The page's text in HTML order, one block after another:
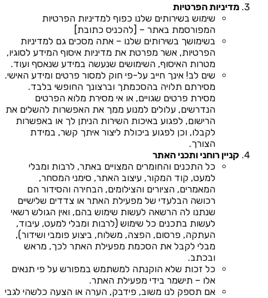
מדיניות הפרטיות
שימוש בשירותים שלנו כפוף למדיניות הפרטיות
המפורסמת באתר – [להכניס כתובת]
בשימושך בשירותים שלנו – אתה מסכים גם למדיניות
הפרטיות, אשר מפרטת את מדיניות איסוף המידע לסוגיו,
מטרות האיסוף, השימושים שנעשה במידע שנאסף ועוד.
שים לב! אינך חייב על-פי חוק למסור פרטים ומידע האישי.
מסירתם תלויה בהסכמתך וברצונך החופשי בלבד.
מסירת פרטים שגויים, או אי מסירת מלוא הפרטים
הנדרשים, עלולים למנוע ממך את האפשרות להשלים את
הרישום, לפגוע באיכות השירות הניתן לך או באפשרות
לקבלו, וכן לפגוע ביכולת ליצור איתך קשר, במידת
הצורך.
קניין רוחני ותכני האתר
כל התכנים והחומרים המצויים באתר, לרבות ומבלי
למעט, קוד המקור, עיצוב האתר, סימני המסחר,
המאמרים, הציורים והצילומים, הבחירה והסידור הם
רכושה הבלעדי של מפעילת האתר או צדדים שלישיים
שנתנו לה הרשאה לעשות שימוש בהם, ואין הגולש רשאי
לעשות בתכנים כל שימוש (לרבות ומבלי למעט, עיבוד,
העתקה, פרסום, הפצה, משלוח, ביצוע פומבי ושידור),
מבלי לקבל את הסכמת מפעילת האתר לכך, מראש
ובכתב.
כל זכות שלא הוקנתה למשתמש במפורש על פי תנאים
אלו – תישמר בידי מפעילת האתר.
אם תספק לנו משוב, פידבק, הערה או הצעה כלשהי לגבי